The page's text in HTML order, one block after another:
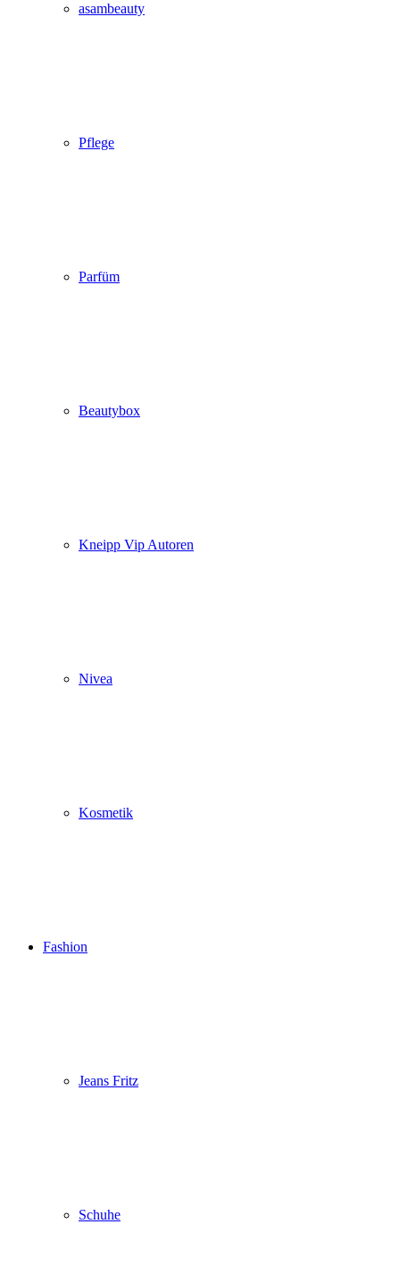
asambeauty
Pflege
Parfüm
Beautybox
Kneipp Vip Autoren
Nivea
Kosmetik
Fashion
Jeans Fritz
Schuhe